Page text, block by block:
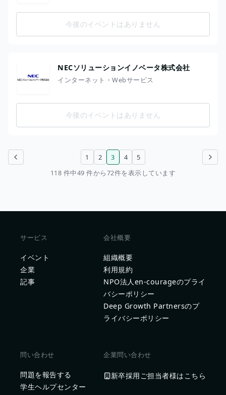
今後のイベントはありません
NECソリューションイノベータ株式会社
インターネット・Webサービス
今後のイベントはありません
前のページ 次のページ
1 2 3 4
5
118 件中49 件から72件を表示しています
サービス
イベント
企業
記事
会社概要
組織概要
利用規約
NPO法人en-courageのプライ
バシーポリシー
Deep Growth Partnersのプ
ライバシーポリシー
問い合わせ
問題を報告する
学生ヘルプセンター
企業問い合わせ
新卒採用ご担当者様はこちら